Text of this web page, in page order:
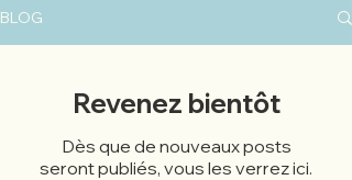
BLOG
Revenez bientôt
Dès que de nouveaux posts
seront publiés, vous les verrez ici.